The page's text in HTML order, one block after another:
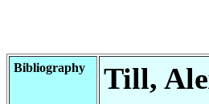
Bibliography Till,